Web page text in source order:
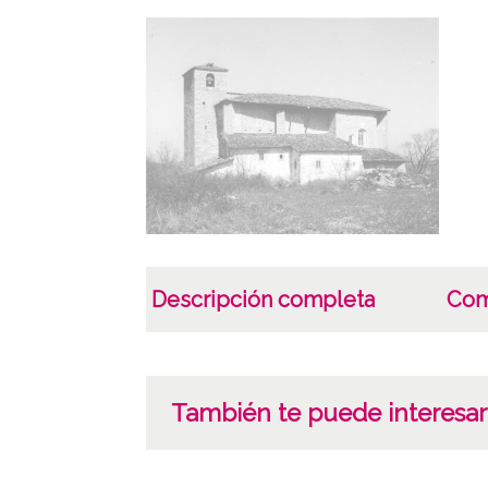
Descripción completa
También te puede interesar